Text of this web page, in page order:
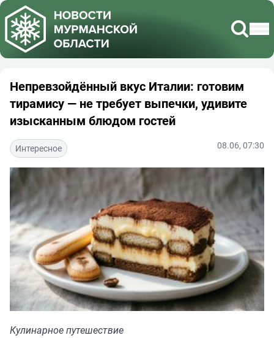
Непревзойдённый вкус Италии: готовим
тирамису — не требует выпечки, удивите
изысканным блюдом гостей
Интересное 08.06, 07:30
Кулинарное путешествие